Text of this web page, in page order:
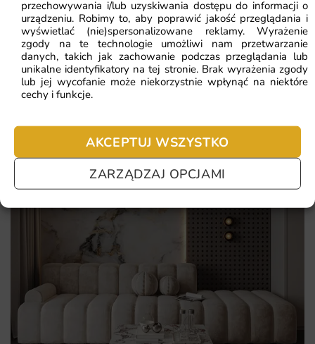
przechowywania i/lub uzyskiwania dostępu do informacji o
urządzeniu. Robimy to, aby poprawić jakość przeglądania i
wyświetlać (nie)spersonalizowane reklamy. Wyrażenie
zgody na te technologie umożliwi nam przetwarzanie
danych, takich jak zachowanie podczas przeglądania lub
unikalne identyfikatory na tej stronie. Brak wyrażenia zgody
lub jej wycofanie może niekorzystnie wpłynąć na niektóre
cechy i funkcje.
AKCEPTUJ WSZYSTKO
ZARZĄDZAJ OPCJAMI
Ekologiczne tusze - bezpieczeństwo dla zdrowia i
środowiska.
Pomagamy i doradzamy przy każdym zakupie. Ale jeżeli
nie chcesz czekać – sprawdź najczęściej zadawane pytania.